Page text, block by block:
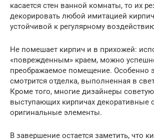
касается стен ванной комнаты, то их
декорировать любой имитацией
устойчивой к регулярному
Не помешает кирпич и в прихожей:
«поврежденным» краем, можно
преображаемое помещение. Особенно
смотрится отделка, выполненная в
Кроме того, многие дизайнеры
выступающих кирпичах декоративные
оригинальные элементы.
В завершение остается заметить, что